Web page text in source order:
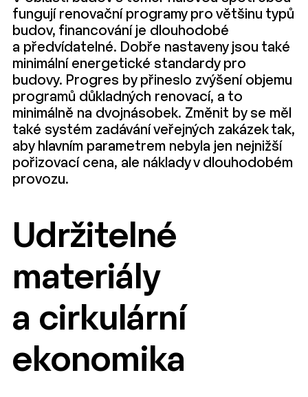
fungují renovační programy pro většinu typů
budov, financování je dlouhodobé
a předvídatelné. Dobře nastaveny jsou také
minimální energetické standardy pro
budovy. Progres by přineslo zvýšení objemu
programů důkladných renovací, a to
minimálně na dvojnásobek. Změnit by se měl
také systém zadávání veřejných zakázek tak,
aby hlavním parametrem nebyla jen nejnižší
pořizovací cena, ale náklady v dlouhodobém
provozu.
Udržitelné
materiály
a cirkulární
ekonomika